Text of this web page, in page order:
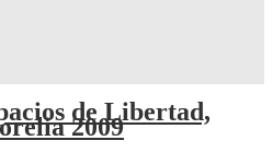
de Libertad,
2009